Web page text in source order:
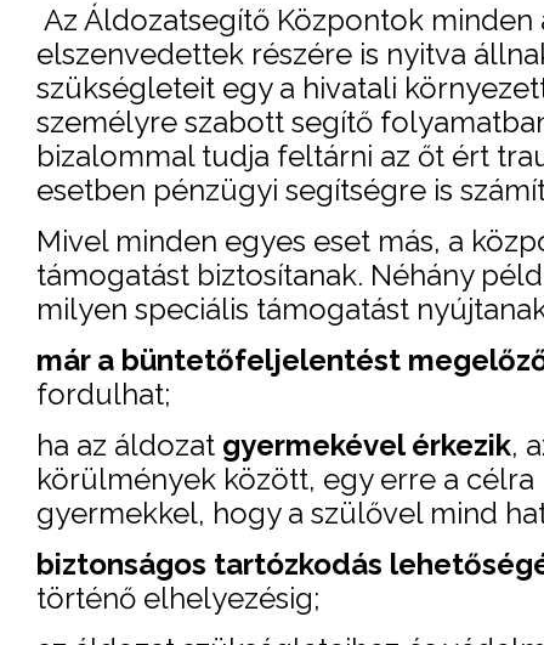
Az Áldozatsegítő Központok
elszenvedettek részére is nyitva
szükségleteit egy a hivatali
személyre szabott segítő
bizalommal tudja feltárni az őt ért
esetben pénzügyi segítségre is
Mivel minden egyes eset más, a
támogatást biztosítanak. Néhány
milyen speciális támogatást
már a büntetőfeljelentést
fordulhat;
ha az áldozat gyermekével érkezik,
körülmények között, egy erre a
gyermekkel, hogy a szülővel mind
biztonságos tartózkodás
történő elhelyezésig;